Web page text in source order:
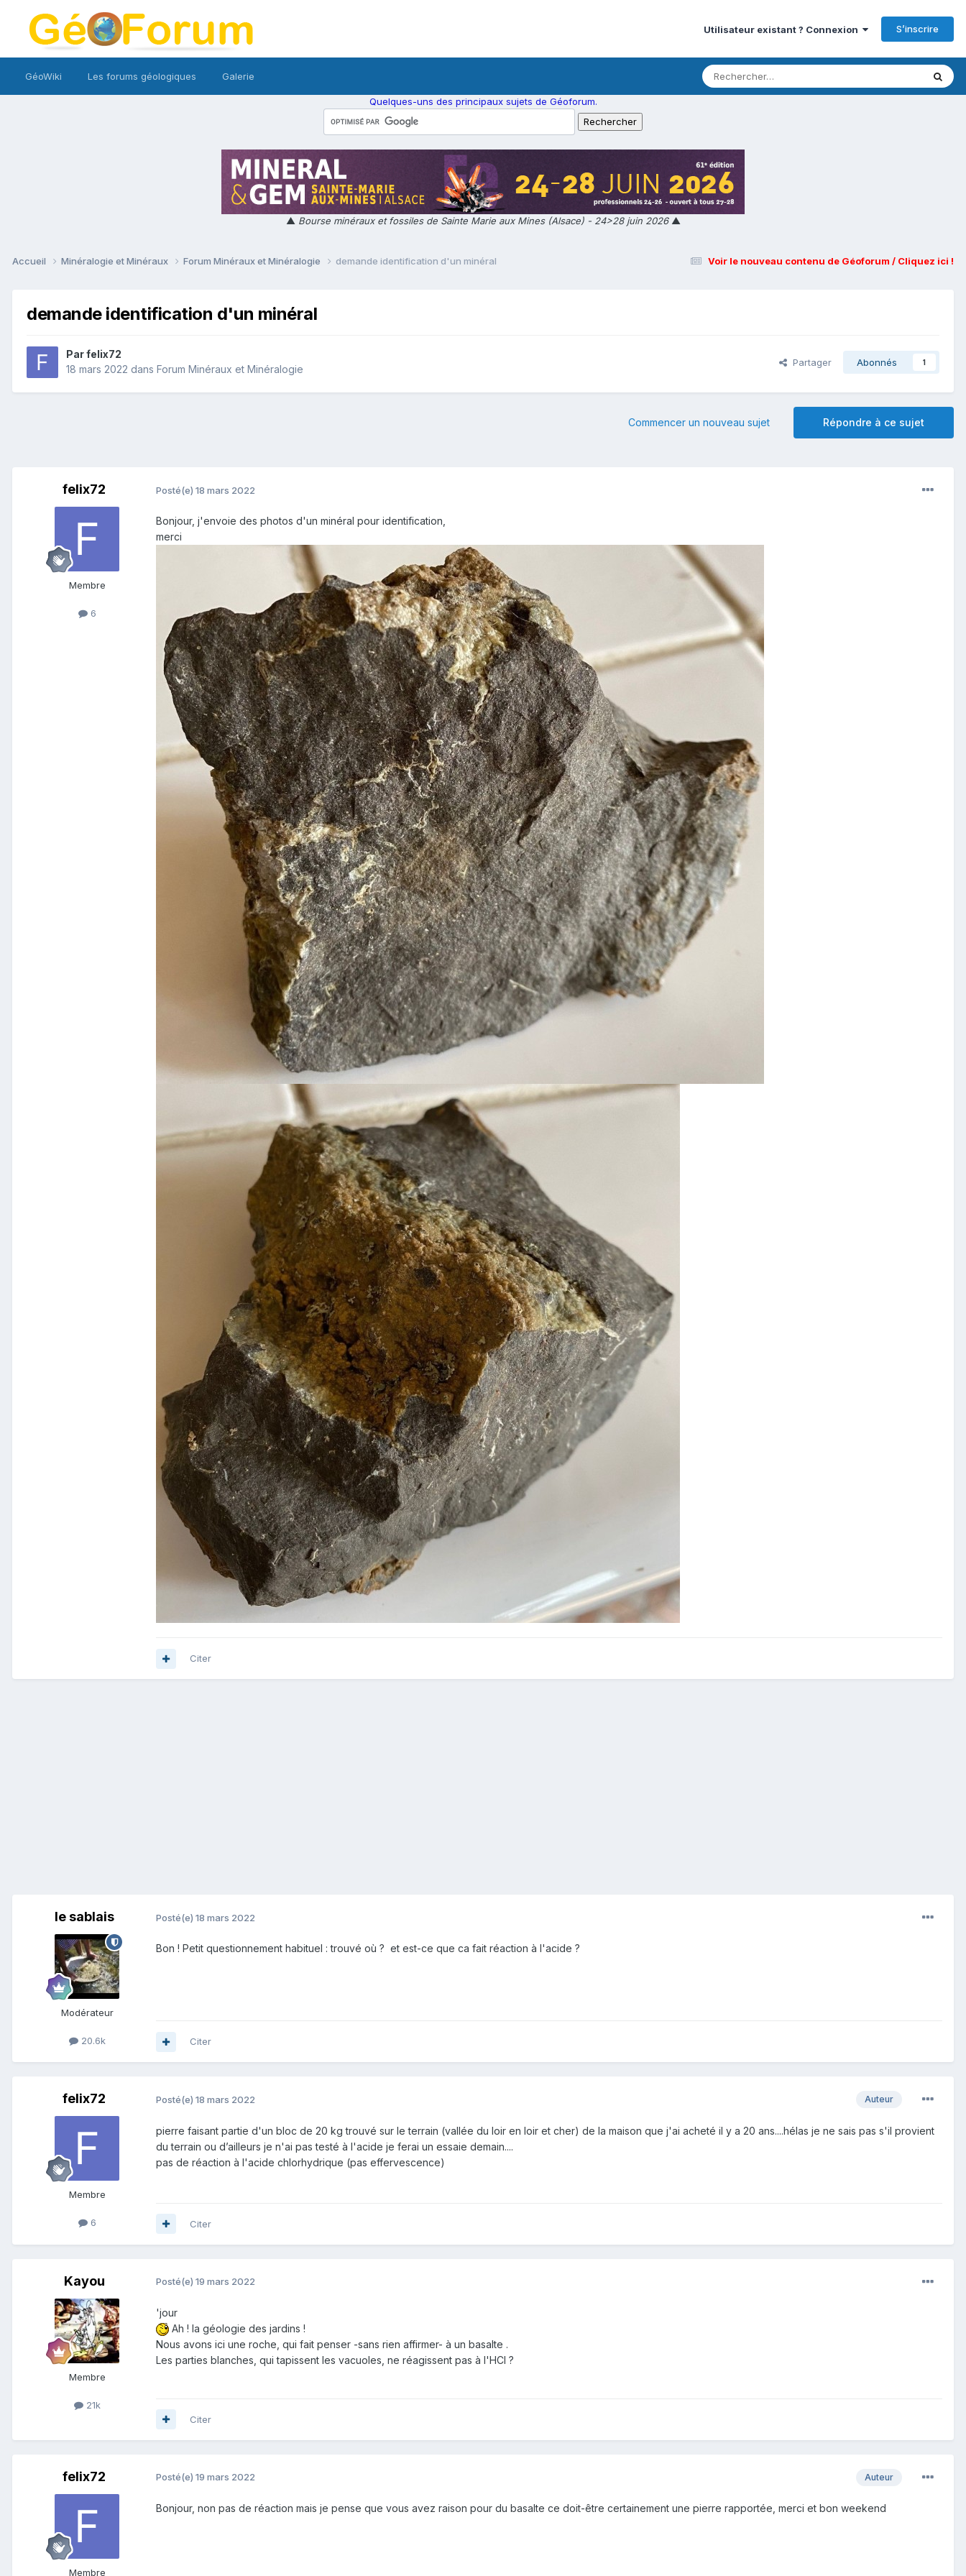
Utilisateur existant ? Connexion S’inscrire
GéoWiki Les forums géologiques Galerie
Quelques-uns des principaux sujets de Géoforum.
▲ Bourse minéraux et fossiles de Sainte Marie aux Mines (Alsace) - 24>28 juin 2026▲
Voir le nouveau contenu de Géoforum / Cliquez ici !
Accueil Minéralogie et Minéraux Forum Minéraux et Minéralogie demande identification d'un minéral
demande identification d'un minéral
Parfelix72
18 mars 2022 dans Forum Minéraux et Minéralogie
Partager Abonnés 1
Répondre à ce sujet
Commencer un nouveau sujet
felix72
Membre
6
Posté(e) 18 mars 2022
Bonjour, j'envoie des photos d'un minéral pour identification,
merci
Citer
le sablais
Modérateur
20.6k
Posté(e) 18 mars 2022
Bon ! Petit questionnement habituel : trouvé où ? et est-ce que ca fait réaction à l'acide ?
Citer
felix72
Membre
6
Auteur
Posté(e) 18 mars 2022
pierre faisant partie d'un bloc de 20 kg trouvé sur le terrain (vallée du loir en loir et cher) de la maison que j'ai acheté il y a 20 ans....hélas je ne sais pas s'il provient
du terrain ou d’ailleurs je n'ai pas testé à l'acide je ferai un essaie demain....
pas de réaction à l'acide chlorhydrique (pas effervescence)
Citer
Kayou
Membre
21k
Posté(e) 19 mars 2022
'jour
Ah ! la géologie des jardins !
Nous avons ici une roche, qui fait penser -sans rien affirmer- à un basalte .
Les parties blanches, qui tapissent les vacuoles, ne réagissent pas à l'HCl ?
Citer
felix72
Membre
Auteur
Posté(e) 19 mars 2022
Bonjour, non pas de réaction mais je pense que vous avez raison pour du basalte ce doit-être certainement une pierre rapportée, merci et bon weekend